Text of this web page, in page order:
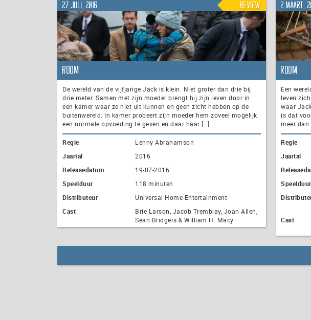
27 juli, 2016 Review
Room
De wereld van de vijfjarige Jack is klein. Niet groter dan drie bij
drie meter. Samen met zijn moeder brengt hij zijn leven door in
een kamer waar ze niet uit kunnen en geen zicht hebben op de
buitenwereld. In kamer probeert zijn moeder hem zoveel mogelijk
een normale opvoeding te geven en daar haar […]
Regie
Lenny Abrahamson
Jaartal
2016
Releasedatum
19-07-2016
Speelduur
118 minuten
Distributeur
Universal Home Entertainment
Cast
Brie Larson, Jacob Tremblay, Joan Allen,
Sean Bridgers & William H. Macy
2 maart,
Room
Een
leven
waar
is dat
meer
Regie
Jaartal
Speelduur
Cast